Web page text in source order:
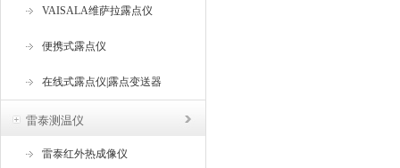
VAISALA维萨拉露点仪
便携式露点仪
在线式露点仪|露点变送器
雷泰测温仪
雷泰红外热成像仪